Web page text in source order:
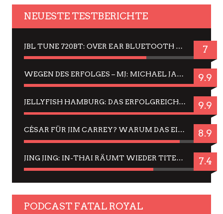
NEUESTE TESTBERICHTE
JBL TUNE 720BT: OVER EAR BLUETOOTH KOPFHÖRER UM DIE 50,-€ IM DAUER-TEST 7
WEGEN DES ERFOLGES – MJ: MICHAEL JACKSON MUSICAL IN EINER MATINEE SEHEN 9.9
JELLYFISH HAMBURG: DAS ERFOLGREICHE SOMMER-MENÜ 2025 IN GEFÜHLEN UND BILDERN 9.9
CÉSAR FÜR JIM CARREY? WARUM DAS EINER DER NERVIGSTEN ACTORS IST UND BLEIBT 8.9
JING JING: IN-THAI RÄUMT WIEDER TITEL AB – EIN ZWEI-STUNDEN-ERLEBNISBERICHT 7.4
PODCAST FATAL ROYAL